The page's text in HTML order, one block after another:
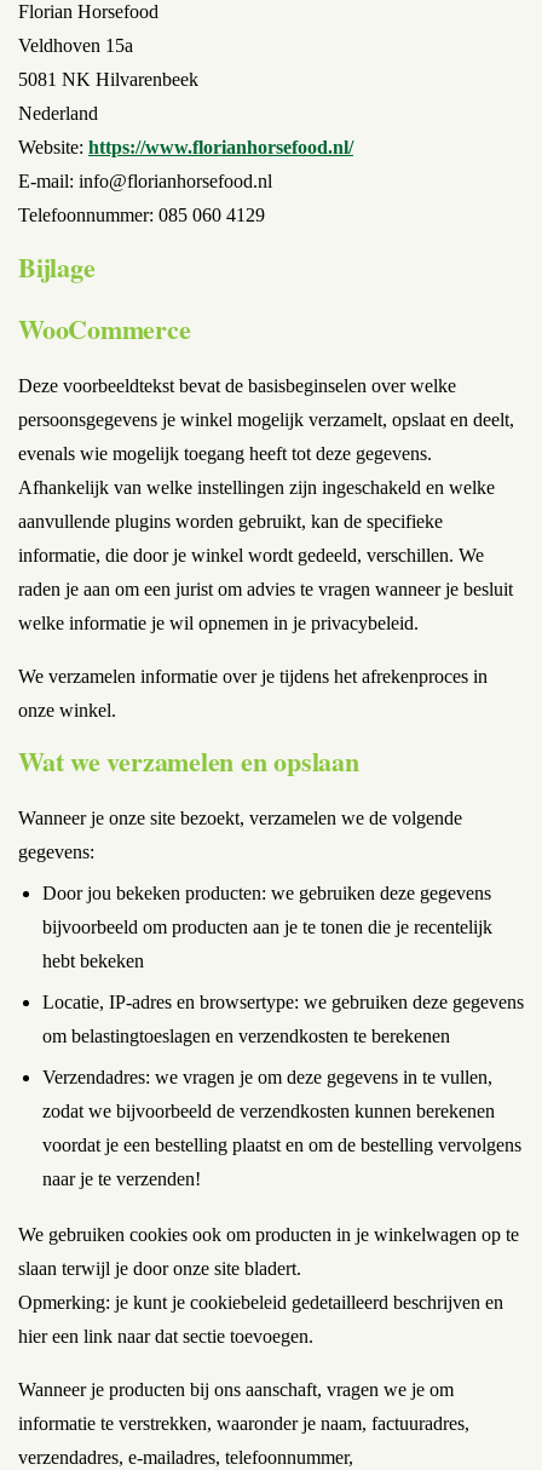
Florian Horsefood
Veldhoven 15a
5081 NK Hilvarenbeek
Nederland
Website: https://www.florianhorsefood.nl/
E-mail: info@florianhorsefood.nl
Telefoonnummer: 085 060 4129
Bijlage
WooCommerce
Deze voorbeeldtekst bevat de basisbeginselen over welke
persoonsgegevens je winkel mogelijk verzamelt, opslaat en deelt,
evenals wie mogelijk toegang heeft tot deze gegevens.
Afhankelijk van welke instellingen zijn ingeschakeld en welke
aanvullende plugins worden gebruikt, kan de specifieke
informatie, die door je winkel wordt gedeeld, verschillen. We
raden je aan om een jurist om advies te vragen wanneer je besluit
welke informatie je wil opnemen in je privacybeleid.
We verzamelen informatie over je tijdens het afrekenproces in
onze winkel.
Wat we verzamelen en opslaan
Wanneer je onze site bezoekt, verzamelen we de volgende
gegevens:
Door jou bekeken producten: we gebruiken deze gegevens
bijvoorbeeld om producten aan je te tonen die je recentelijk
hebt bekeken
Locatie, IP-adres en browsertype: we gebruiken deze gegevens
om belastingtoeslagen en verzendkosten te berekenen
Verzendadres: we vragen je om deze gegevens in te vullen,
zodat we bijvoorbeeld de verzendkosten kunnen berekenen
voordat je een bestelling plaatst en om de bestelling vervolgens
naar je te verzenden!
We gebruiken cookies ook om producten in je winkelwagen op te
slaan terwijl je door onze site bladert.
Opmerking: je kunt je cookiebeleid gedetailleerd beschrijven en
hier een link naar dat sectie toevoegen.
Wanneer je producten bij ons aanschaft, vragen we je om
informatie te verstrekken, waaronder je naam, factuuradres,
verzendadres, e-mailadres, telefoonnummer,